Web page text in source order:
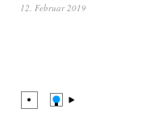
12. Februar 2019